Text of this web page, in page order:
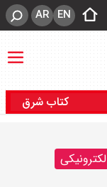
EN
AR
کتاب شرق